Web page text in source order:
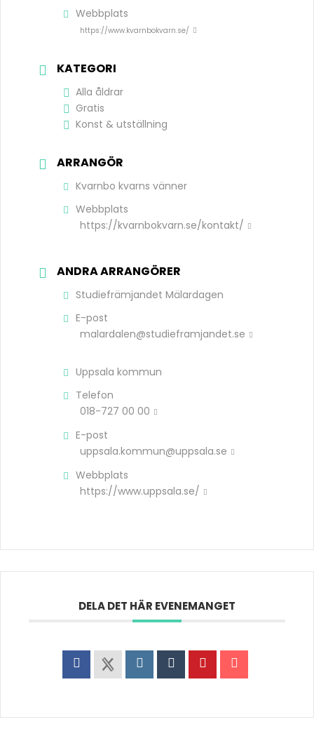
Webbplats
https://www.kvarnbokvarn.se/
KATEGORI
Alla åldrar
Gratis
Konst & utställning
ARRANGÖR
Kvarnbo kvarns vänner
Webbplats
https://kvarnbokvarn.se/kontakt/
ANDRA ARRANGÖRER
Studiefrämjandet Mälardagen
E-post
malardalen@studieframjandet.se
Uppsala kommun
Telefon
018-727 00 00
E-post
uppsala.kommun@uppsala.se
Webbplats
https://www.uppsala.se/
DELA DET HÄR EVENEMANGET